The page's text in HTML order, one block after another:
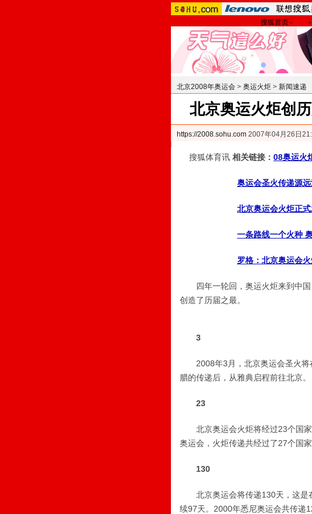
搜狐首页- -
北京2008年奥运会 > 奥运火炬 > 新闻速递
北京奥运火炬创
https://2008.sohu.com 2007年04月26日
搜狐体育讯 相关链接： 08奥运火
奥运会圣火传递源
北京奥运会火炬正
一条路线一个火种
罗格：北京奥运会
四年一轮回，奥运火炬来到中国
创造了历届之最。
3
2008年3月，北京奥运会圣火将
腊的传递后，从雅典启程前往北京。
23
北京奥运会火炬将经过23个国家
奥运会，火炬传递共经过了27个国家
130
北京奥运会将传递130天，这是
续97天。2000年悉尼奥运会共传递